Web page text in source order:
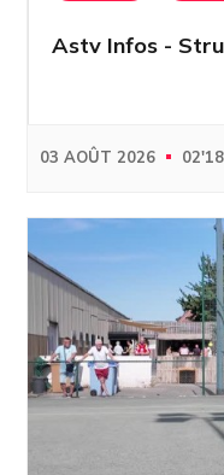
Astv Infos -
03 AOÛT 2026